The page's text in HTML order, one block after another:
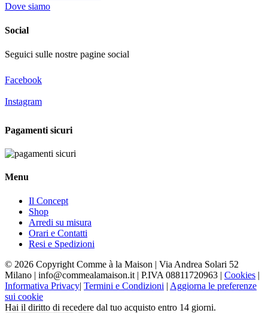
Dove siamo
Social
Seguici sulle nostre pagine social
Facebook
Instagram
Pagamenti sicuri
Menu
Il Concept
Shop
Arredi su misura
Orari e Contatti
Resi e Spedizioni
© 2026 Copyright Comme à la Maison | Via Andrea Solari 52
Milano | info@commealamaison.it | P.IVA 08811720963 | Cookies |
Informativa Privacy| Termini e Condizioni | Aggiorna le preferenze
sui cookie
Hai il diritto di recedere dal tuo acquisto entro 14 giorni.